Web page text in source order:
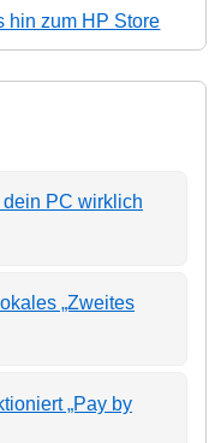
hin zum HP Store
PC wirklich
„Zweites
„Pay by